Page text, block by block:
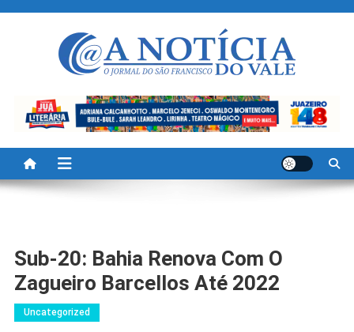
A Noticia Do Vale
Sub-20: Bahia Renova Com O
Zagueiro Barcellos Até 2022
Uncategorized